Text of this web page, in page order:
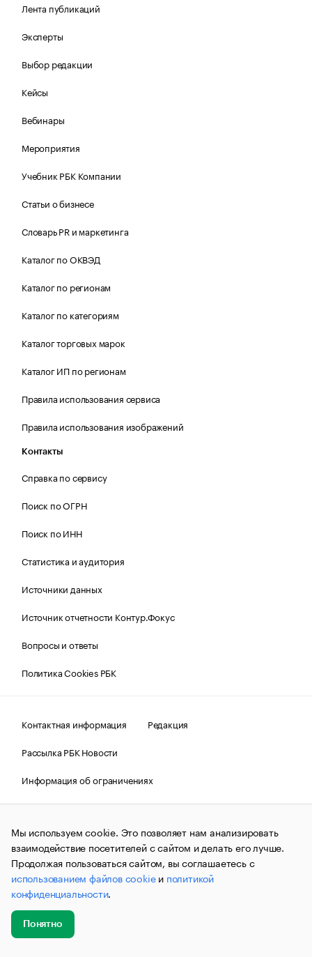
Лента публикаций
Эксперты
Выбор редакции
Кейсы
Вебинары
Мероприятия
Учебник РБК Компании
Статьи о бизнесе
Словарь PR и маркетинга
Каталог по ОКВЭД
Каталог по регионам
Каталог по категориям
Каталог торговых марок
Каталог ИП по регионам
Правила использования сервиса
Правила использования изображений
Контакты
Справка по сервису
Поиск по ОГРН
Поиск по ИНН
Статистика и аудитория
Источники данных
Источник отчетности Контур.Фокус
Вопросы и ответы
Политика Cookies РБК
Контактная информация
Редакция
Рассылка РБК Новости
Информация об ограничениях
Правовая информация
О соблюдении авторских прав
© АО «РОСБИЗНЕСКОНСАЛТИНГ»,1995–2026.Сообщения
и материалы информационного агентства «РБК»
(зарегистрировано Федеральной службой по надзору в сфере
связи, информационных технологий и массовых
коммуникаций (Роскомнадзор) 09.12.2015 за номером ИА
№ФС77-63848) сопровождаются пометкой «РБК». Отдельные
публикации могут содержать информацию,
не предназначенную для пользователей
до 18 лет.
Мы используем cookie. Это позволяет нам анализировать
взаимодействие посетителей с сайтом и делать его лучше.
Продолжая пользоваться сайтом, вы соглашаетесь с
использованием файлов cookieи политикой
конфиденциальности.
Понятно